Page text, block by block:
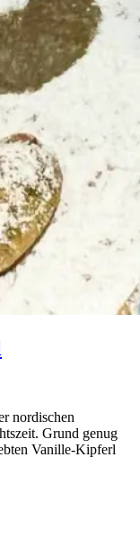
nordischen
Grund genug
Vanille-Kipferl